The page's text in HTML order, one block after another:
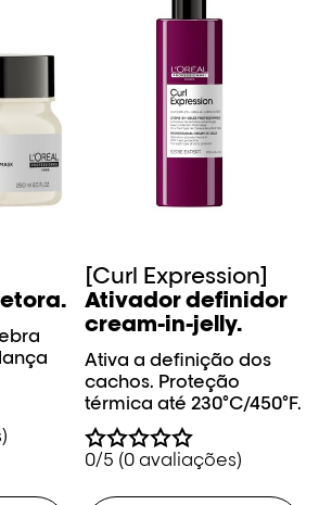
[Curl Expression]
Ativador definidor
cream-in-jelly.
Ativa a definição dos
cachos. Proteção
térmica até 230°C/450°F.
0/5 (0 avaliações)